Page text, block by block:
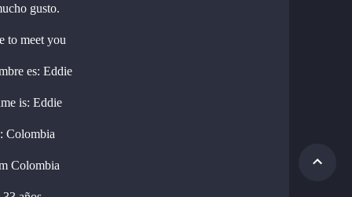
gusto.
to meet you
es: Eddie
is: Eddie
Colombia
Colombia